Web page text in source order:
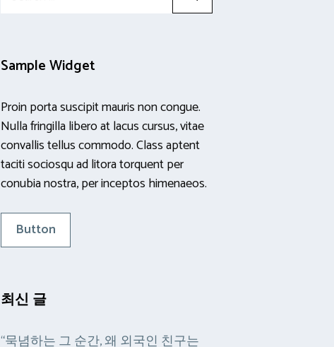
Sample Widget
Proin porta suscipit mauris non congue.
Nulla fringilla libero at lacus cursus, vitae
convallis tellus commodo. Class aptent
taciti sociosqu ad litora torquent per
conubia nostra, per inceptos himenaeos.
Button
최신 글
“묵념하는 그 순간, 왜 외국인 친구는